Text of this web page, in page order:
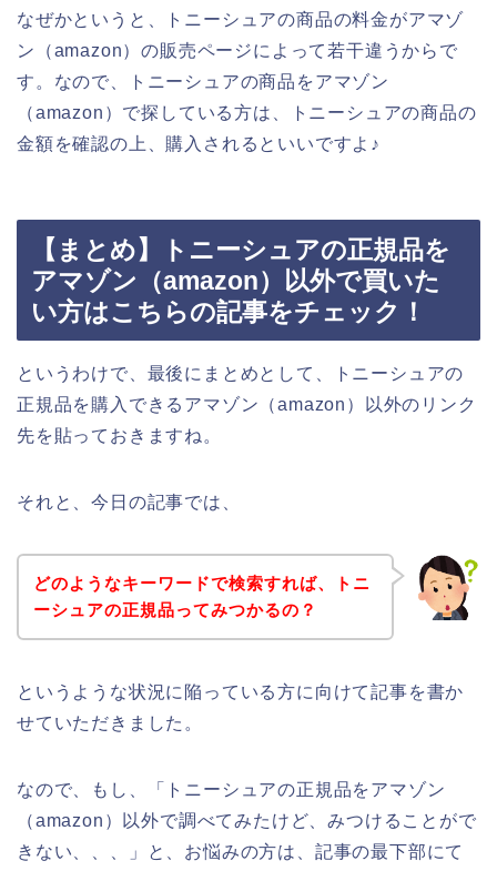
なぜかというと、トニーシュアの商品の料金がアマゾ
ン（amazon）の販売ページによって若干違うからで
す。なので、トニーシュアの商品をアマゾン
（amazon）で探している方は、トニーシュアの商品の
金額を確認の上、購入されるといいですよ♪
【まとめ】トニーシュアの正規品を
アマゾン（amazon）以外で買いた
い方はこちらの記事をチェック！
というわけで、最後にまとめとして、トニーシュアの
正規品を購入できるアマゾン（amazon）以外のリンク
先を貼っておきますね。
それと、今日の記事では、
どのようなキーワードで検索すれば、トニ
ーシュアの正規品ってみつかるの？
というような状況に陥っている方に向けて記事を書か
せていただきました。
なので、もし、「トニーシュアの正規品をアマゾン
（amazon）以外で調べてみたけど、みつけることがで
きない、、、」と、お悩みの方は、記事の最下部にて